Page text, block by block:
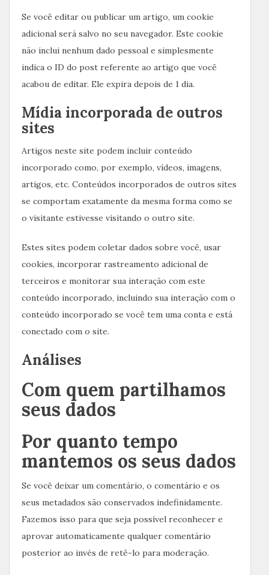
Se você editar ou publicar um artigo, um cookie
adicional será salvo no seu navegador. Este cookie
não inclui nenhum dado pessoal e simplesmente
indica o ID do post referente ao artigo que você
acabou de editar. Ele expira depois de 1 dia.
Mídia incorporada de outros
sites
Artigos neste site podem incluir conteúdo
incorporado como, por exemplo, vídeos, imagens,
artigos, etc. Conteúdos incorporados de outros sites
se comportam exatamente da mesma forma como se
o visitante estivesse visitando o outro site.
Estes sites podem coletar dados sobre você, usar
cookies, incorporar rastreamento adicional de
terceiros e monitorar sua interação com este
conteúdo incorporado, incluindo sua interação com o
conteúdo incorporado se você tem uma conta e está
conectado com o site.
Análises
Com quem partilhamos
seus dados
Por quanto tempo
mantemos os seus dados
Se você deixar um comentário, o comentário e os
seus metadados são conservados indefinidamente.
Fazemos isso para que seja possível reconhecer e
aprovar automaticamente qualquer comentário
posterior ao invés de retê-lo para moderação.